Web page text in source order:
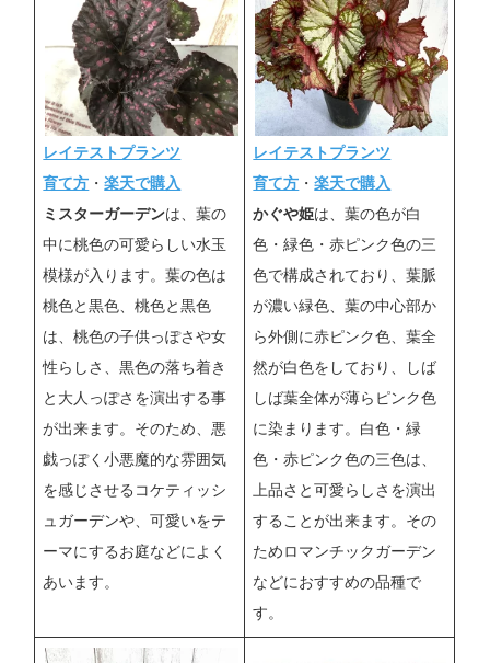
レイテストプランツ
育て方 ・楽天で購入
ミスターガーデンは、葉の
中に桃色の可愛らしい水玉
模様が入ります。葉の色は
桃色と黒色、桃色と黒色
は、桃色の子供っぽさや女
性らしさ、黒色の落ち着き
と大人っぽさを演出する事
が出来ます。そのため、悪
戯っぽく小悪魔的な雰囲気
を感じさせるコケティッシ
ュガーデンや、可愛いをテ
ーマにするお庭などによく
あいます。
レイテストプランツ
育て方 ・楽天で購入
かぐや姫は、葉の色が白
色・緑色・赤ピンク色の三
色で構成されており、葉脈
が濃い緑色、葉の中心部か
ら外側に赤ピンク色、葉全
然が白色をしており、しば
しば葉全体が薄らピンク色
に染まります。白色・緑
色・赤ピンク色の三色は、
上品さと可愛らしさを演出
することが出来ます。その
ためロマンチックガーデン
などにおすすめの品種で
す。